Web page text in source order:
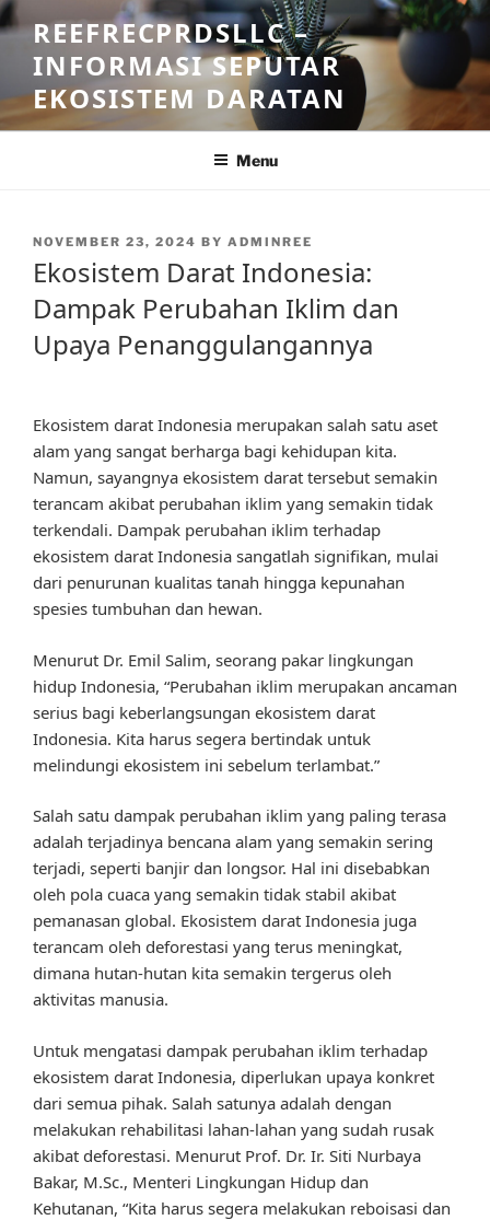
Skip
to
content
REEFRECPRDSLLC –
INFORMASI SEPUTAR
EKOSISTEM DARATAN
Menu
POSTED
ON
NOVEMBER 23, 2024 BY ADMINREE
Ekosistem Darat Indonesia:
Dampak Perubahan Iklim dan
Upaya Penanggulangannya
Ekosistem darat Indonesia merupakan salah satu aset
alam yang sangat berharga bagi kehidupan kita.
Namun, sayangnya ekosistem darat tersebut semakin
terancam akibat perubahan iklim yang semakin tidak
terkendali. Dampak perubahan iklim terhadap
ekosistem darat Indonesia sangatlah signifikan, mulai
dari penurunan kualitas tanah hingga kepunahan
spesies tumbuhan dan hewan.
Menurut Dr. Emil Salim, seorang pakar lingkungan
hidup Indonesia, “Perubahan iklim merupakan ancaman
serius bagi keberlangsungan ekosistem darat
Indonesia. Kita harus segera bertindak untuk
melindungi ekosistem ini sebelum terlambat.”
Salah satu dampak perubahan iklim yang paling terasa
adalah terjadinya bencana alam yang semakin sering
terjadi, seperti banjir dan longsor. Hal ini disebabkan
oleh pola cuaca yang semakin tidak stabil akibat
pemanasan global. Ekosistem darat Indonesia juga
terancam oleh deforestasi yang terus meningkat,
dimana hutan-hutan kita semakin tergerus oleh
aktivitas manusia.
Untuk mengatasi dampak perubahan iklim terhadap
ekosistem darat Indonesia, diperlukan upaya konkret
dari semua pihak. Salah satunya adalah dengan
melakukan rehabilitasi lahan-lahan yang sudah rusak
akibat deforestasi. Menurut Prof. Dr. Ir. Siti Nurbaya
Bakar, M.Sc., Menteri Lingkungan Hidup dan
Kehutanan, “Kita harus segera melakukan reboisasi dan